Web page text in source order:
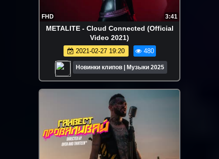
FHD 3:41
METALITE - Cloud Connected (Official
Video 2021)
2021-02-27 19:20 480
Новинки клипов | Музыки 2025